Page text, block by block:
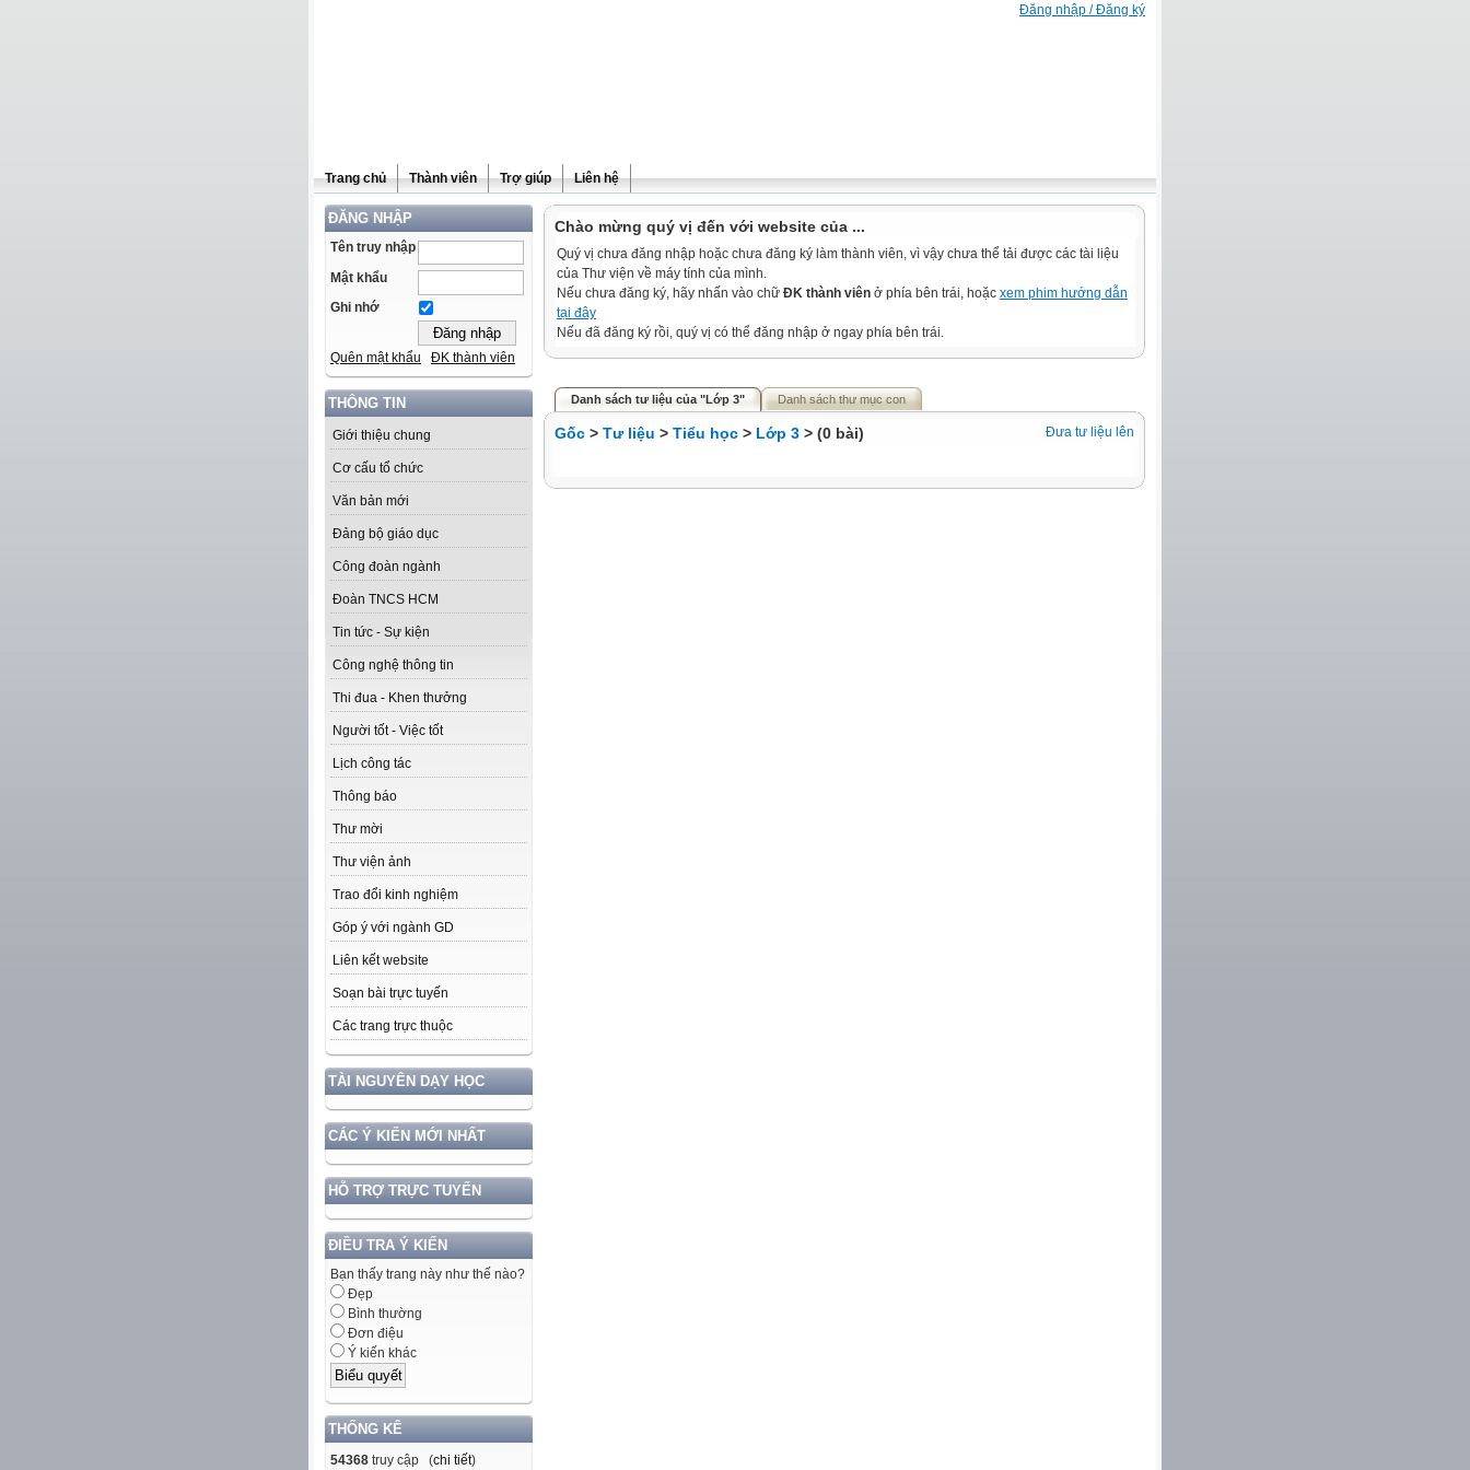
Đăng nhập / Đăng ký
Trang chủ Thành viên Trợ giúp Liên hệ
ĐĂNG NHẬP
Tên truy nhập
Mật khẩu
Ghi nhớ
Quên mật khẩu ĐK thành viên
THÔNG TIN
Giới thiệu chung
Cơ cấu tổ chức
Văn bản mới
Đảng bộ giáo dục
Công đoàn ngành
Đoàn TNCS HCM
Tin tức - Sự kiện
Công nghệ thông tin
Thi đua - Khen thưởng
Người tốt - Việc tốt
Lịch công tác
Thông báo
Thư mời
Thư viện ảnh
Trao đổi kinh nghiệm
Góp ý với ngành GD
Liên kết website
Soạn bài trực tuyến
Các trang trực thuộc
TÀI NGUYÊN DẠY HỌC
CÁC Ý KIẾN MỚI NHẤT
HỖ TRỢ TRỰC TUYẾN
ĐIỀU TRA Ý KIẾN
Bạn thấy trang này như thế nào?
Đẹp
Bình thường
Đơn điệu
Ý kiến khác
THỐNG KÊ
54368 truy cập (chi tiết)
Chào mừng quý vị đến với website của ...
Quý vị chưa đăng nhập hoặc chưa đăng ký làm thành viên, vì vậy chưa thể tải được các tài liệu
của Thư viện về máy tính của mình.
Nếu chưa đăng ký, hãy nhấn vào chữ ĐK thành viên ở phía bên trái, hoặc xem phim hướng dẫn
tại đây
Nếu đã đăng ký rồi, quý vị có thể đăng nhập ở ngay phía bên trái.
Danh sách tư liệu của "Lớp 3" Danh sách thư mục con
Đưa tư liệu lên
Gốc > Tư liệu > Tiểu học > Lớp 3 > (0 bài)